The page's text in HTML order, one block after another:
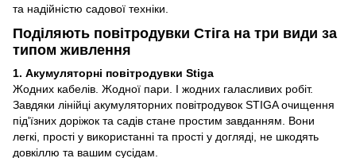
та надійністю садової техніки.
Поділяють повітродувки Стіга на три види за
типом живлення
1. Акумуляторні повітродувки Stiga
Жодних кабелів. Жодної пари. І жодних галасливих робіт.
Завдяки лінійці акумуляторних повітродувок STIGA очищення
під'їзних доріжок та садів стане простим завданням. Вони
легкі, прості у використанні та прості у догляді, не шкодять
довкіллю та вашим сусідам.